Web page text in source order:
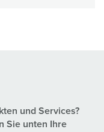
und Services?
Sie unten Ihre